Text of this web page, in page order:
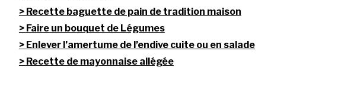
Recette baguette de pain de tradition maison
Faire un bouquet de Légumes
Enlever l’amertume de l’endive cuite ou en salade
Recette de mayonnaise allégée